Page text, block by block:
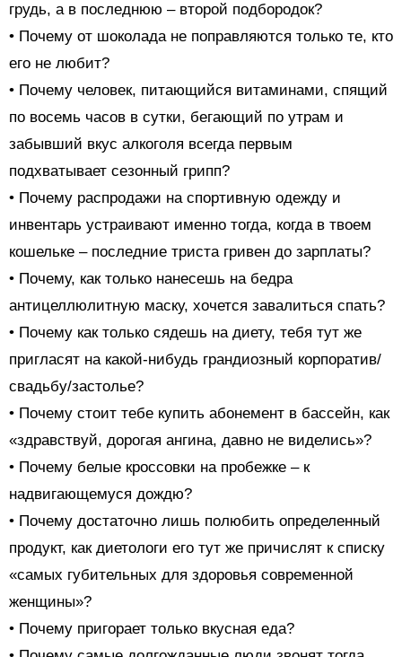
грудь, а в последнюю – второй подбородок?
• Почему от шоколада не поправляются только те, кто
его не любит?
• Почему человек, питающийся витаминами, спящий
по восемь часов в сутки, бегающий по утрам и
забывший вкус алкоголя всегда первым
подхватывает сезонный грипп?
• Почему распродажи на спортивную одежду и
инвентарь устраивают именно тогда, когда в твоем
кошельке – последние триста гривен до зарплаты?
• Почему, как только нанесешь на бедра
антицеллюлитную маску, хочется завалиться спать?
• Почему как только сядешь на диету, тебя тут же
пригласят на какой-нибудь грандиозный корпоратив/
свадьбу/застолье?
• Почему стоит тебе купить абонемент в бассейн, как
«здравствуй, дорогая ангина, давно не виделись»?
• Почему белые кроссовки на пробежке – к
надвигающемуся дождю?
• Почему достаточно лишь полюбить определенный
продукт, как диетологи его тут же причислят к списку
«самых губительных для здоровья современной
женщины»?
• Почему пригорает только вкусная еда?